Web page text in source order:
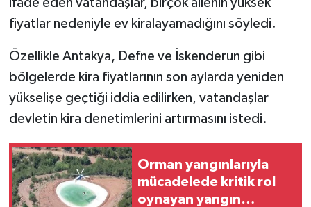
ifade eden vatandaşlar, birçok ailenin yüksek
fiyatlar nedeniyle ev kiralayamadığını söyledi.
Özellikle Antakya, Defne ve İskenderun gibi
bölgelerde kira fiyatlarının son aylarda yeniden
yükselişe geçtiği iddia edilirken, vatandaşlar
devletin kira denetimlerini artırmasını istedi.
Orman yangınlarıyla
mücadelede kritik rol
oynayan yangın